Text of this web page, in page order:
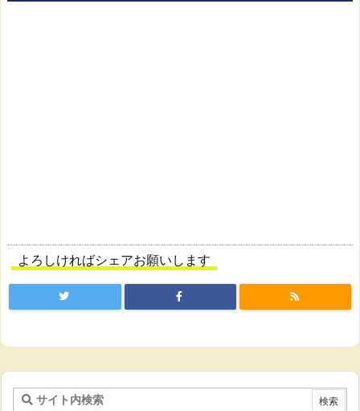
よろしければシェアお願いします